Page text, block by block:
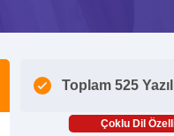
Toplam 525
Çoklu Dil